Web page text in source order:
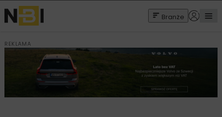
Branże
REKLAMA